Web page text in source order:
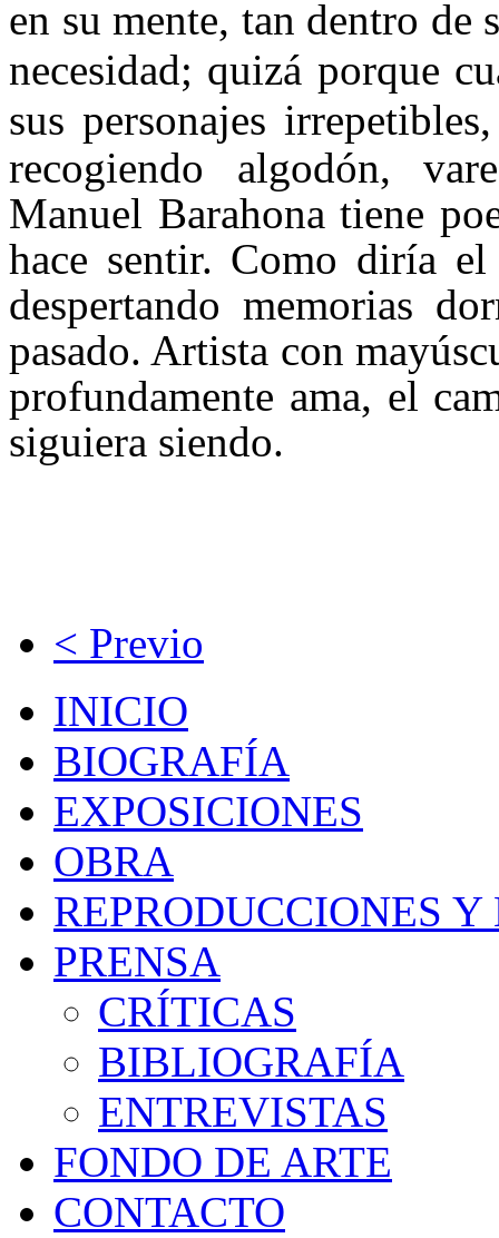
en su mente, tan dentro de
necesidad; quizá porque
sus personajes irrepet
recogiendo algodón,
Manuel Barahona tiene
hace sentir. Como diría
despertando memorias
pasado. Artista con
profundamente ama, el
siguiera siendo.
< Previo
INICIO
BIOGRAFÍA
EXPOSICIONES
OBRA
REPRODUCCIONES Y
PRENSA
CRÍTICAS
BIBLIOGRAFÍA
ENTREVISTAS
FONDO DE ARTE
CONTACTO